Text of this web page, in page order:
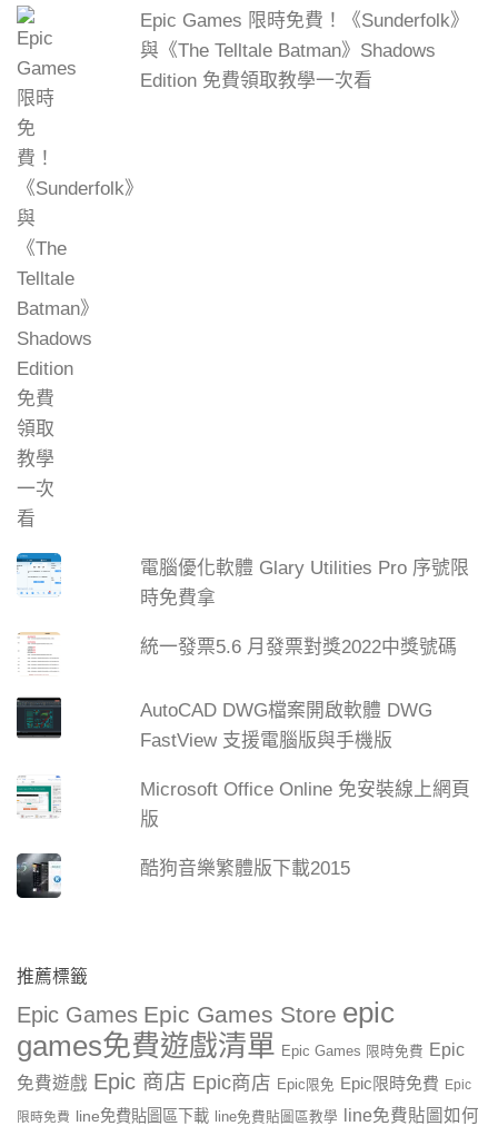
Epic Games 限時免費！《Sunderfolk》
與《The Telltale Batman》Shadows
Edition 免費領取教學一次看
電腦優化軟體 Glary Utilities Pro 序號限
時免費拿
統一發票5.6 月發票對獎2022中獎號碼
AutoCAD DWG檔案開啟軟體 DWG
FastView 支援電腦版與手機版
Microsoft Office Online 免安裝線上網頁
版
酷狗音樂繁體版下載2015
推薦標籤
Epic Games Epic Games Store epic
games免費遊戲清單 Epic Games 限時免費 Epic
免費遊戲 Epic 商店 Epic商店 Epic限免 Epic限時免費 Epic
限時免費 line免費貼圖區下載 line免費貼圖區教學
line免費貼圖如何